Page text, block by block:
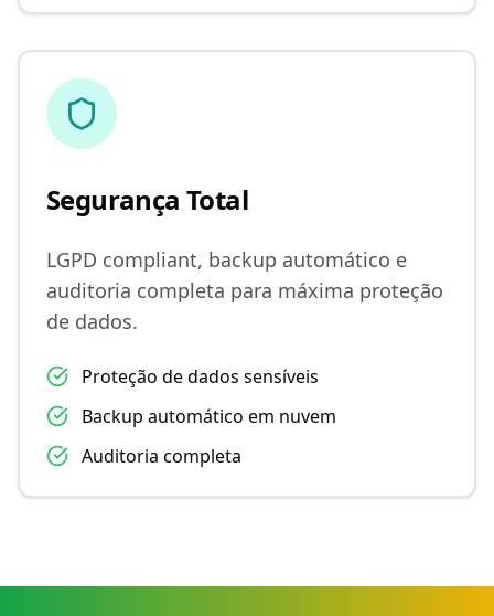
Segurança Total
LGPD compliant, backup automático e
auditoria completa para máxima proteção
de dados.
Proteção de dados sensíveis
Backup automático em nuvem
Auditoria completa